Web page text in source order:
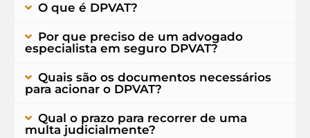
O que é DPVAT?
Por que preciso de um advogado
especialista em seguro DPVAT?
Quais são os documentos necessários
para acionar o DPVAT?
Qual o prazo para recorrer de uma
multa judicialmente?